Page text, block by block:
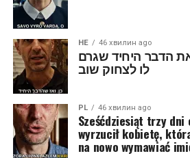
HE 46 хвилин ago
הדבר היחיד שגרם
לו לצחוק שוב
PL 46 хвилин ago
Sześćdziesiąt trzy
wyrzucił kobietę,
na nowo wymawiać